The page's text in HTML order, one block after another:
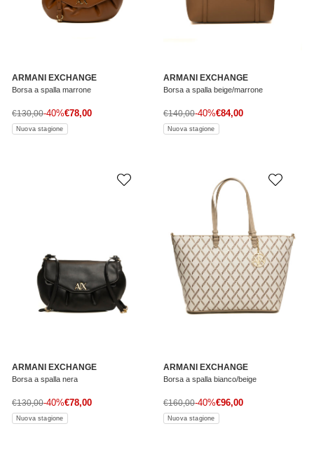
ARMANI EXCHANGE
Borsa a spalla marrone
Prezzo di vendita
€78,00
Prezzo normale
€130,00-40%
Nuova stagione
ARMANI EXCHANGE
Borsa a spalla beige/marrone
Prezzo di vendita
€84,00
Prezzo normale
€140,00-40%
Nuova stagione
ARMANI EXCHANGE
Borsa a spalla nera
Prezzo di vendita
€78,00
Prezzo normale
€130,00-40%
Nuova stagione
ARMANI EXCHANGE
Borsa a spalla bianco/beige
Prezzo di vendita
€96,00
Prezzo normale
€160,00-40%
Nuova stagione